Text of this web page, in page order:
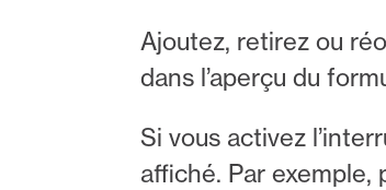
Ajoutez, retirez ou
dans l’aperçu du
Si vous activez
affiché. Par exemple,